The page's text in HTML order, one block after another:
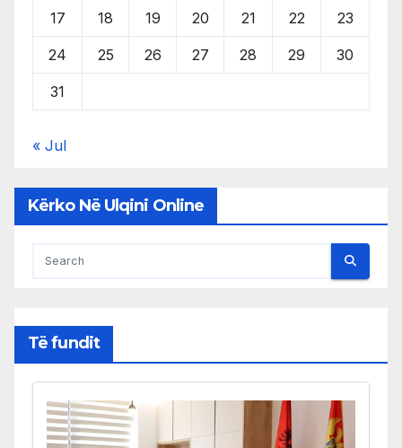
17 18 19 20 21 22 23
24 25 26 27 28 29 30
31
« Jul
Kërko Në Ulqini Online
Të fundit